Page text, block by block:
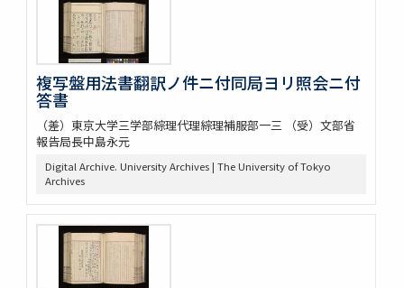
複写盤用法書翻訳ノ件ニ付同局ヨリ照会ニ付
答書
（差）東京大学三学部綜理代理綜理補服部一三 （受）文部省
報告局長中島永元
Digital Archive. University Archives | The University of Tokyo
Archives